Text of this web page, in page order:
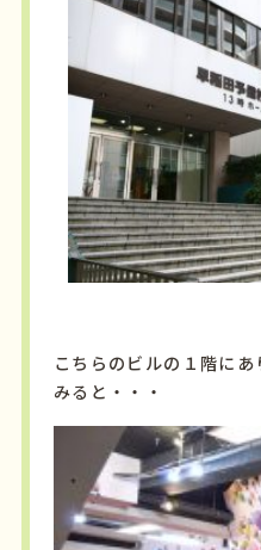
こちらのビルの１階に
みると・・・